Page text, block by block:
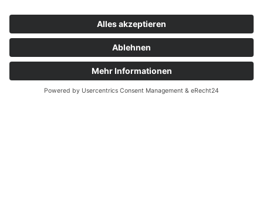
Händler-Login
Unternehmen
News
English
Französisch
Kontakt
News Messen